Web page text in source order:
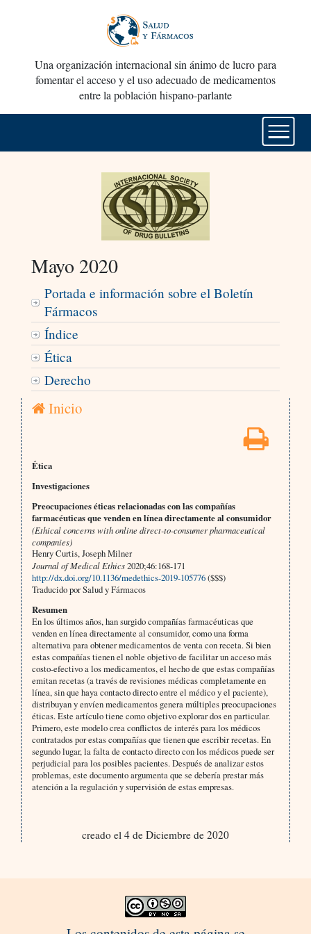
Una organización internacional sin ánimo de lucro para
fomentar el acceso y el uso adecuado de medicamentos
entre la población hispano-parlante
Mayo 2020
Portada e información sobre el Boletín
Fármacos
Índice
Ética
Derecho
Inicio
Ética
Investigaciones
Preocupaciones éticas relacionadas con las compañías
farmacéuticas que venden en línea directamente al consumidor
(Ethical concerns with online direct-to-consumer pharmaceutical
companies)
Henry Curtis, Joseph Milner
Journal of Medical Ethics2020;46:168-171
http://dx.doi.org/10.1136/medethics-2019-105776($$$)
Traducido por Salud y Fármacos
Resumen
En los últimos años, han surgido compañías farmacéuticas que
venden en línea directamente al consumidor, como una forma
alternativa para obtener medicamentos de venta con receta. Si bien
estas compañías tienen el noble objetivo de facilitar un acceso más
costo-efectivo a los medicamentos, el hecho de que estas compañías
emitan recetas (a través de revisiones médicas completamente en
línea, sin que haya contacto directo entre el médico y el paciente),
distribuyan y envíen medicamentos genera múltiples preocupaciones
éticas. Este artículo tiene como objetivo explorar dos en particular.
Primero, este modelo crea conflictos de interés para los médicos
contratados por estas compañías que tienen que escribir recetas. En
segundo lugar, la falta de contacto directo con los médicos puede ser
perjudicial para los posibles pacientes. Después de analizar estos
problemas, este documento argumenta que se debería prestar más
atención a la regulación y supervisión de estas empresas.
creado el 4 de Diciembre de 2020